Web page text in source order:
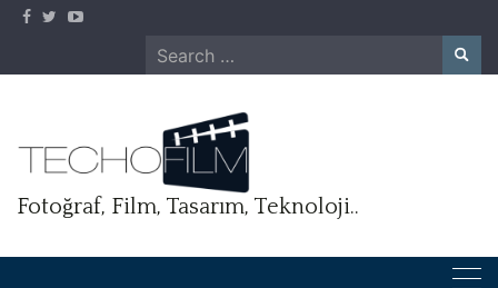
Skip
Search
for:
Fotoğraf, Film, Tasarım, Teknoloji..